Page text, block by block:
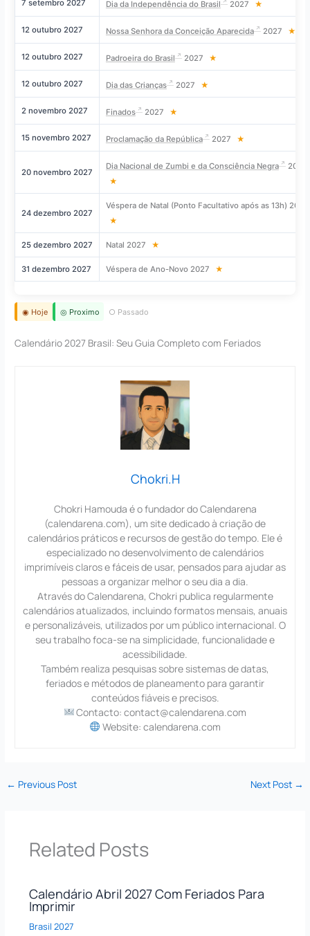
7 setembro 2027 Dia da Independência do Brasil 2027 ★
12 outubro 2027 Nossa Senhora da Conceição Aparecida 2027 ★
12 outubro 2027 Padroeira do Brasil 2027 ★
12 outubro 2027 Dia das Crianças 2027 ★
2 novembro 2027 Finados 2027 ★
15 novembro 2027 Proclamação da República 2027 ★
20 novembro 2027
Dia Nacional de Zumbi e da Consciência Negra
2027
★
24 dezembro 2027
Véspera de Natal (Ponto Facultativo após as 13h) 2027
★
25 dezembro 2027 Natal 2027 ★
31 dezembro 2027 Véspera de Ano-Novo 2027 ★
◉ Hoje ◎ Proximo ○ Passado
Calendário 2027 Brasil: Seu Guia Completo com Feriados
Chokri.H
Chokri Hamouda é o fundador do Calendarena
(calendarena.com), um site dedicado à criação de
calendários práticos e recursos de gestão do tempo. Ele é
especializado no desenvolvimento de calendários
imprimíveis claros e fáceis de usar, pensados para ajudar as
pessoas a organizar melhor o seu dia a dia.
Através do Calendarena, Chokri publica regularmente
calendários atualizados, incluindo formatos mensais, anuais
e personalizáveis, utilizados por um público internacional. O
seu trabalho foca-se na simplicidade, funcionalidade e
acessibilidade.
Também realiza pesquisas sobre sistemas de datas,
feriados e métodos de planeamento para garantir
conteúdos fiáveis e precisos.
Contacto: contact@calendarena.com
Website: calendarena.com
← Previous Post Next Post →
Related Posts
Calendário Abril 2027 Com Feriados Para
Imprimir
Brasil 2027